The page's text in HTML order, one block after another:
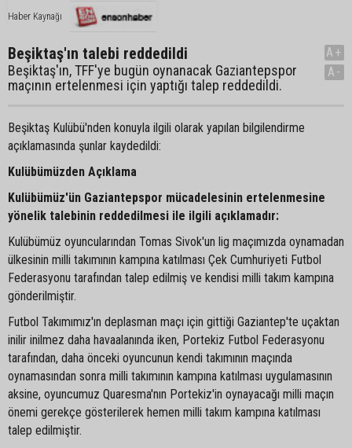
Haber Kaynağı
Beşiktaş'ın talebi reddedildi
Beşiktaş'ın, TFF'ye bugün oynanacak Gaziantepspor
maçının ertelenmesi için yaptığı talep reddedildi.
A+
A-
Beşiktaş Kulübü'nden konuyla ilgili olarak yapılan bilgilendirme
açıklamasında şunlar kaydedildi:
Kulübümüzden Açıklama
Kulübümüz'ün Gaziantepspor mücadelesinin ertelenmesine
yönelik talebinin reddedilmesi ile ilgili açıklamadır:
Kulübümüz oyuncularından Tomas Sivok'un lig maçımızda oynamadan
ülkesinin milli takımının kampına katılması Çek Cumhuriyeti Futbol
Federasyonu tarafından talep edilmiş ve kendisi milli takım kampına
gönderilmiştir.
Futbol Takımımız'ın deplasman maçı için gittiği Gaziantep'te uçaktan
inilir inilmez daha havaalanında iken, Portekiz Futbol Federasyonu
tarafından, daha önceki oyuncunun kendi takımının maçında
oynamasından sonra milli takımının kampına katılması uygulamasının
aksine, oyuncumuz Quaresma'nın Portekiz'in oynayacağı milli maçın
önemi gerekçe gösterilerek hemen milli takım kampına katılması
talep edilmiştir.